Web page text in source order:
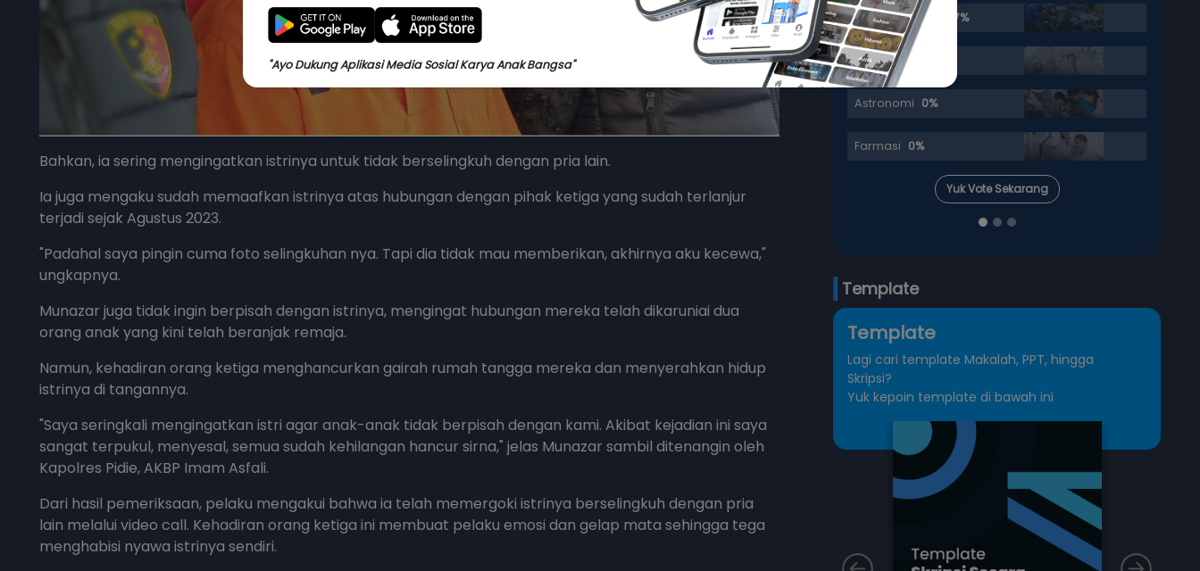
"Ayo Dukung Aplikasi Media Sosial Karya Anak Bangsa"
Bahkan, ia sering mengingatkan istrinya untuk tidak berselingkuh dengan pria lain.
Ia juga mengaku sudah memaafkan istrinya atas hubungan dengan pihak ketiga yang sudah terlanjur
terjadi sejak Agustus 2023.
"Padahal saya pingin cuma foto selingkuhan nya. Tapi dia tidak mau memberikan, akhirnya aku kecewa,"
ungkapnya.
Munazar juga tidak ingin berpisah dengan istrinya, mengingat hubungan mereka telah dikaruniai dua
orang anak yang kini telah beranjak remaja.
Namun, kehadiran orang ketiga menghancurkan gairah rumah tangga mereka dan menyerahkan hidup
istrinya di tangannya.
"Saya seringkali mengingatkan istri agar anak-anak tidak berpisah dengan kami. Akibat kejadian ini saya
sangat terpukul, menyesal, semua sudah kehilangan hancur sirna," jelas Munazar sambil ditenangin oleh
Kapolres Pidie, AKBP Imam Asfali.
Dari hasil pemeriksaan, pelaku mengakui bahwa ia telah memergoki istrinya berselingkuh dengan pria
lain melalui video call. Kehadiran orang ketiga ini membuat pelaku emosi dan gelap mata sehingga tega
menghabisi nyawa istrinya sendiri.
Psikologi 25%
Hubungan Internasional 12.5%
Ilmu Komunikasi
Sosiologi 12.5%
Yuk Vote Sekarang
Template
Template
Lagi cari template Makalah, PPT, hingga
Skripsi?
Yuk kepoin template di bawah ini